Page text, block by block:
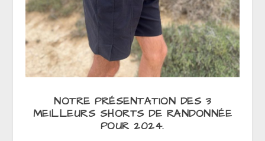
NOTRE PRÉSENTATION DES 3
MEILLEURS SHORTS DE RANDONNÉE
POUR 2024.